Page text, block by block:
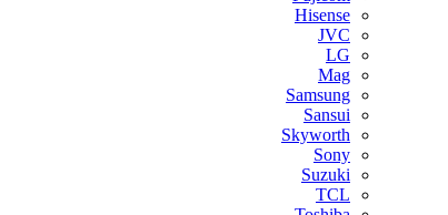
Hisense
JVC
LG
Mag
Samsung
Sansui
Skyworth
Sony
Suzuki
TCL